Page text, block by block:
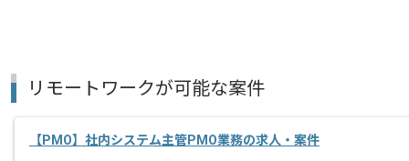
リモートワークが可能な案件
【PMO】社内システム主管PMO業務の求人・案件